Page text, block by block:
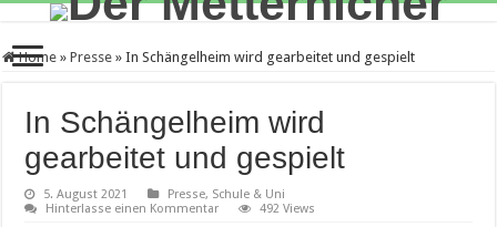
Home » Presse » In Schängelheim wird gearbeitet und gespielt
In Schängelheim wird
gearbeitet und gespielt
5. August 2021 Presse, Schule & Uni
Hinterlasse einen Kommentar
492 Views